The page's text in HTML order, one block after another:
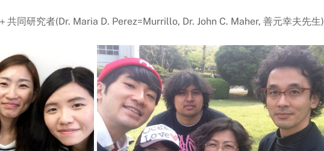
共同研究者(Dr. Maria D. Perez=Murrillo, Dr. John C. Maher, 善元幸夫先生)